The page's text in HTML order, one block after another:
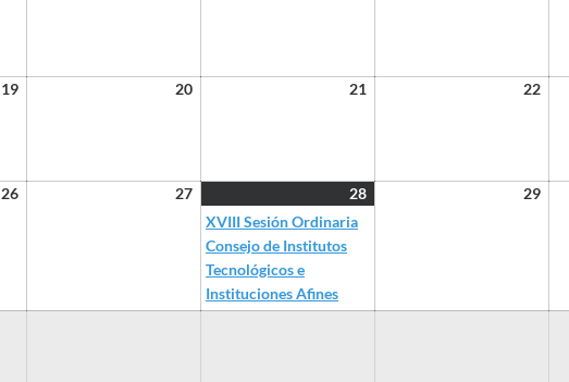
19 20 21 22
26 27
28
XVIII Sesión Ordinaria
Consejo de Institutos
Tecnológicos e
Instituciones Afines
29